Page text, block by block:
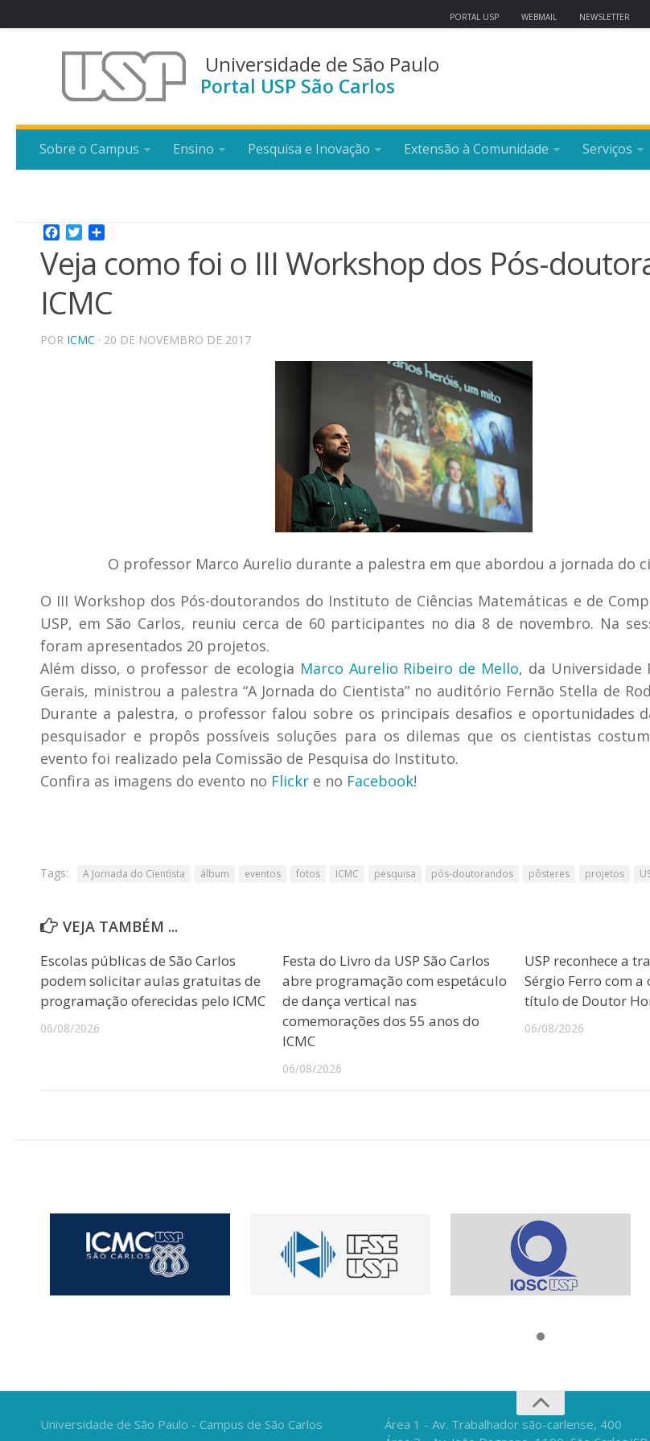
PORTAL USP WEBMAIL NEWSLETTER
Universidade de São Paulo
Portal USP São Carlos
Sobre o Campus Ensino Pesquisa e Inovação Extensão à Comunidade Serviços
Facebook
Twitter
Veja como foi o III Workshop dos Pós-
ICMC
POR ICMC · 20 DE NOVEMBRO DE 2017
O professor Marco Aurelio durante a palestra em que abordou a jornada do
O III Workshop dos Pós-doutorandos do Instituto de Ciências Matemáticas e de
USP, em São Carlos, reuniu cerca de 60 participantes no dia 8 de novembro. Na
foram apresentados 20 projetos.
Além disso, o professor de ecologia Marco Aurelio Ribeiro de Mello, da Universidade
Gerais, ministrou a palestra “A Jornada do Cientista” no auditório Fernão Stella de
Durante a palestra, o professor falou sobre os principais desafios e oportunidades
pesquisador e propôs possíveis soluções para os dilemas que os cientistas
evento foi realizado pela Comissão de Pesquisa do Instituto.
Confira as imagens do evento no Flickr e no Facebook!
Tags: A Jornada do Cientista álbum eventos fotos ICMC pesquisa pós-doutorandos pôsteres projetos
VEJA TAMBÉM ...
Escolas públicas de São Carlos
podem solicitar aulas gratuitas de
programação oferecidas pelo ICMC
06/08/2026
Festa do Livro da USP São Carlos
abre programação com espetáculo
de dança vertical nas
comemorações dos 55 anos do
ICMC
06/08/2026
USP reconhece a
Sérgio Ferro com
título de Doutor
06/08/2026
Universidade de São Paulo - Campus de São Carlos
Área 1 - Av. Trabalhador são-carlense, 400